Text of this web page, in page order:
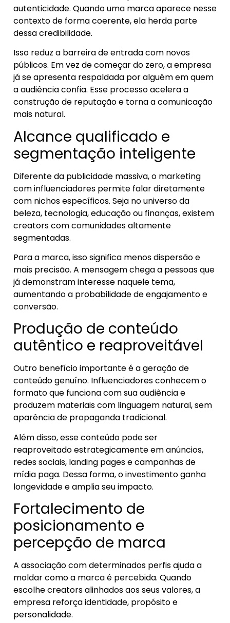
autenticidade. Quando uma marca aparece nesse
contexto de forma coerente, ela herda parte
dessa credibilidade.
Isso reduz a barreira de entrada com novos
públicos. Em vez de começar do zero, a empresa
já se apresenta respaldada por alguém em quem
a audiência confia. Esse processo acelera a
construção de reputação e torna a comunicação
mais natural.
Alcance qualificado e
segmentação inteligente
Diferente da publicidade massiva, o marketing
com influenciadores permite falar diretamente
com nichos específicos. Seja no universo da
beleza, tecnologia, educação ou finanças, existem
creators com comunidades altamente
segmentadas.
Para a marca, isso significa menos dispersão e
mais precisão. A mensagem chega a pessoas que
já demonstram interesse naquele tema,
aumentando a probabilidade de engajamento e
conversão.
Produção de conteúdo
autêntico e reaproveitável
Outro benefício importante é a geração de
conteúdo genuíno. Influenciadores conhecem o
formato que funciona com sua audiência e
produzem materiais com linguagem natural, sem
aparência de propaganda tradicional.
Além disso, esse conteúdo pode ser
reaproveitado estrategicamente em anúncios,
redes sociais, landing pages e campanhas de
mídia paga. Dessa forma, o investimento ganha
longevidade e amplia seu impacto.
Fortalecimento de
posicionamento e
percepção de marca
A associação com determinados perfis ajuda a
moldar como a marca é percebida. Quando
escolhe creators alinhados aos seus valores, a
empresa reforça identidade, propósito e
personalidade.